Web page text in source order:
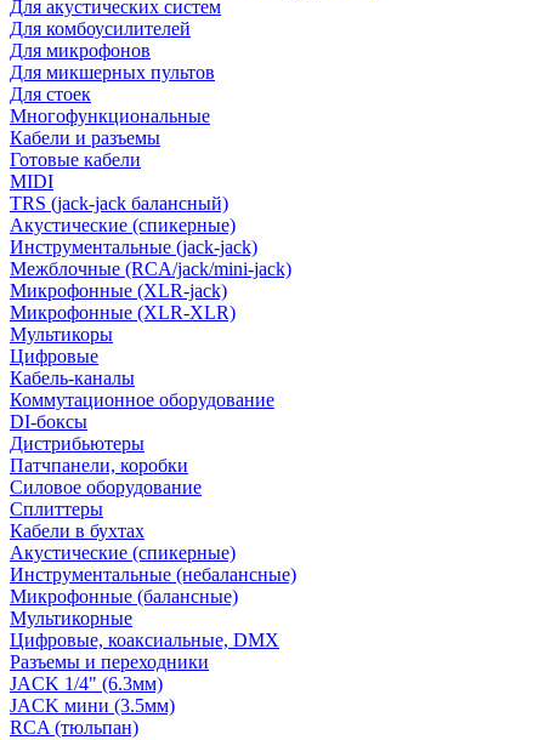
Для акустических систем
Для комбоусилителей
Для микрофонов
Для микшерных пультов
Для стоек
Многофункциональные
Кабели и разъемы
Готовые кабели
MIDI
TRS (jack-jack балансный)
Акустические (спикерные)
Инструментальные (jack-jack)
Межблочные (RCA/jack/mini-jack)
Микрофонные (XLR-jack)
Микрофонные (XLR-XLR)
Мультикоры
Цифровые
Кабель-каналы
Коммутационное оборудование
DI-боксы
Дистрибьютеры
Патчпанели, коробки
Силовое оборудование
Сплиттеры
Кабели в бухтах
Акустические (спикерные)
Инструментальные (небалансные)
Микрофонные (балансные)
Мультикорные
Цифровые, коаксиальные, DMX
Разъемы и переходники
JACK 1/4" (6.3мм)
JACK мини (3.5мм)
RCA (тюльпан)